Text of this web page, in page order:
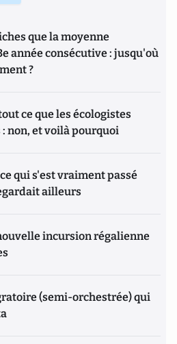
que la moyenne
année consécutive : jusqu'où
?
ce que les écologistes
non, et voilà pourquoi
qui s'est vraiment passé
ailleurs
incursion régalienne
(semi-orchestrée) qui